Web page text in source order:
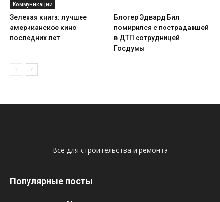
Коммуникации
Зеленая книга: лучшее
американское кино
последних лет
Блогер Эдвард Бил
помирился с пострадавшей
в ДТП сотрудницей
Госдумы
Всё для строительства и ремонта
Популярные посты